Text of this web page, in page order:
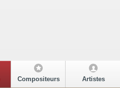
Compositeurs Artistes